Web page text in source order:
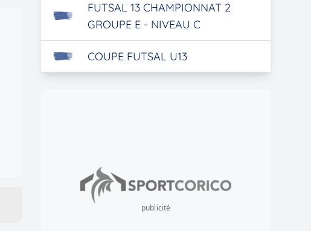
FUTSAL 13 CHAMPIONNAT 2
GROUPE E - NIVEAU C
COUPE FUTSAL U13
publicité